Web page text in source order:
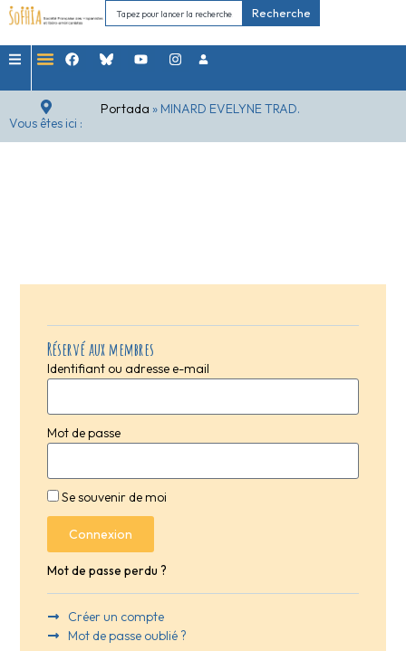
Recherche
Vous êtes ici :
Portada » MINARD EVELYNE TRAD.
Réservé aux membres
Identifiant ou adresse e-mail
Mot de passe
Se souvenir de moi
Connexion
Mot de passe perdu ?
Créer un compte
Mot de passe oublié ?